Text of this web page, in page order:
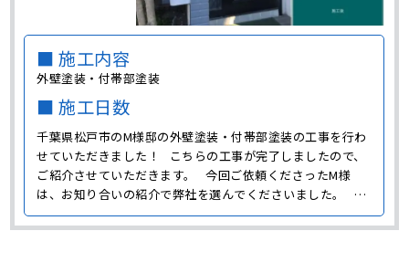
■ 施工内容
外壁塗装・付帯部塗装
■ 施工日数
千葉県松戸市のM様邸の外壁塗装・付帯部塗装の工事を行わ
せていただきました！ こちらの工事が完了しましたので、
ご紹介させていただきます。 今回ご依頼くださったM様
は、お知り合いの紹介で弊社を選んでくださいました。 弊
社はご紹介で工事をさせていただくことも多く、大変ありが
たいことと思っております。 今回、M様邸で施工させてい